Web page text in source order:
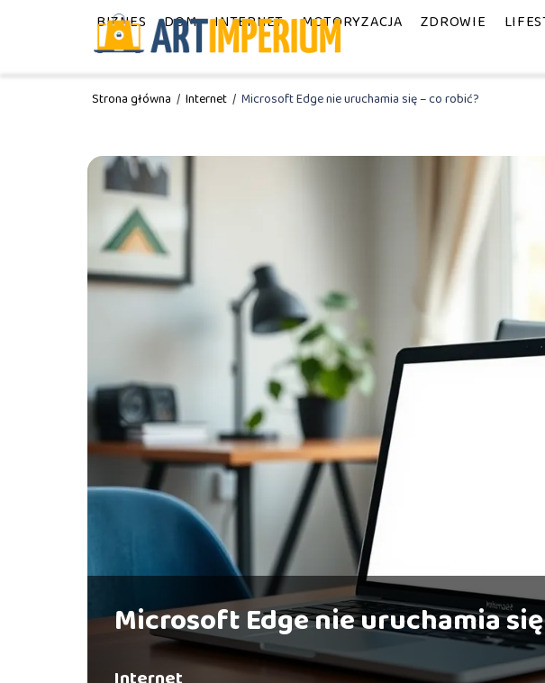
BIZNES DOM INTERNET MOTORYZACJA ZDROWIE
Strona główna / Internet / Microsoft Edge nie uruchamia się – co robić?
Microsoft Edge nie uruchamia